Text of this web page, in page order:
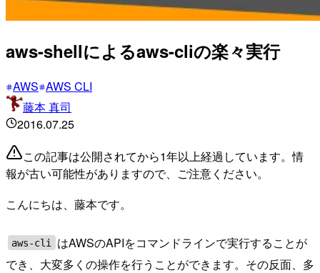
aws-shellによるaws-cliの楽々実行
AWS AWS CLI
藤本 真司
2016.07.25
この記事は公開されてから1年以上経過しています。情
報が古い可能性がありますので、ご注意ください。
こんにちは、藤本です。
aws-cli
はAWSのAPIをコマンドラインで実行することが
でき、大変多くの操作を行うことができます。その反面、多